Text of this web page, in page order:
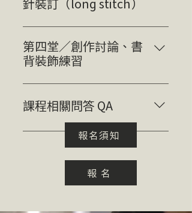
攤平展開，適用的內頁數量和開本
變化性大。 討論｜裝幀的頁面建
構
實作｜長針裝訂（long stitch）以
線將書頁與封面縫合，由於縫線會
展現於書背上，可以做出各種樣式
論
第四堂／創作討論、書
背裝飾練習
討論｜學員依技法（一）～
（三），提出個人創作的想法與提
案，導師給予實作及概念編排上的
回饋 實作｜書背裝飾練習
課程相關問答 QA
Q1 我需要自備器材跟紙材嗎？ ​不
用喔，學費含講師自備的精選紙
材、裝幀器具租借費用（如下
圖），只需攜帶筆記用具來到第一
報名須知
報 名